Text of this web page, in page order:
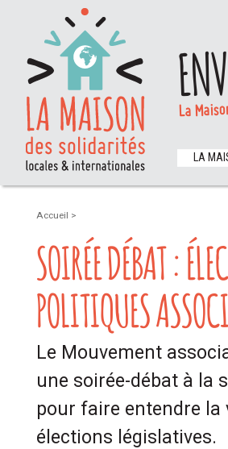
La
LA
Accueil >
SOIRÉE DÉBAT :
POLITIQUES
Le Mouvement
une soirée-débat à la
pour faire entendre la
élections législatives.